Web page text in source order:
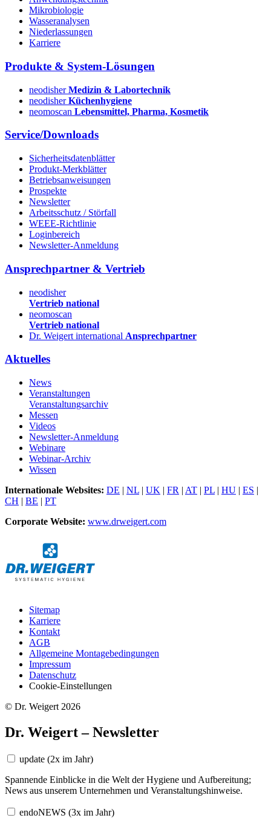
Mikrobiologie
Wasseranalysen
Niederlassungen
Karriere
Produkte & System-Lösungen
neodisherMedizin & Labortechnik
neodisherKüchenhygiene
neomoscan Lebensmittel, Pharma, Kosmetik
Service/Downloads
Sicherheitsdatenblätter
Produkt-Merkblätter
Betriebsanweisungen
Prospekte
Newsletter
Arbeitsschutz / Störfall
WEEE-Richtlinie
Loginbereich
Newsletter-Anmeldung
Ansprechpartner & Vertrieb
neodisher
Vertrieb national
neomoscan
Vertrieb national
Dr. Weigert international Ansprechpartner
Aktuelles
News
Veranstaltungen
Veranstaltungsarchiv
Messen
Videos
Newsletter-Anmeldung
Webinare
Webinar-Archiv
Wissen
Internationale Websites: DE | NL | UK | FR | AT | PL | HU | ES |
CH | BE | PT
Corporate Website: www.drweigert.com
Sitemap
Karriere
Kontakt
AGB
Allgemeine Montagebedingungen
Impressum
Datenschutz
Cookie-Einstellungen
© Dr. Weigert 2026
Dr. Weigert – Newsletter
update (2x im Jahr)
Spannende Einblicke in die Welt der Hygiene und Aufbereitung;
News aus unserem Unternehmen und Veranstaltungshinweise.
endoNEWS (3x im Jahr)